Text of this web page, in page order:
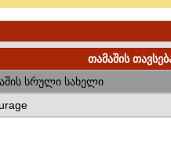
თამაშის
სრული სახელი